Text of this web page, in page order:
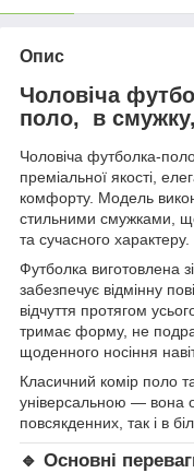
Опис
Чоловіча
поло, в
Чоловіча футболка-
преміальної якості,
комфорту. Модель
стильними смужками,
та сучасного характеру.
Футболка виготовлена зі
забезпечує відмінну
відчуття протягом
тримає форму, не
щоденного носіння
Класичний комір поло
універсальною — вона
повсякденних, так і в
🔹 Основні